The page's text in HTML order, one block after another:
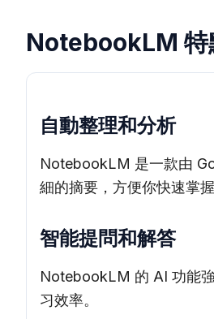
NotebookLM 特
自動整理和分析
NotebookLM 是一款由
細的摘要，方便你快速掌
智能提問和解答
NotebookLM 的 AI 功能
习效率。